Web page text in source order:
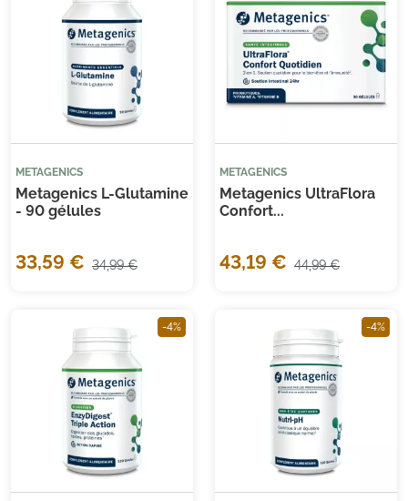
METAGENICS
Metagenics L-Glutamine
- 90 gélules
33,59 € 34,99 €
METAGENICS
Metagenics UltraFlora
Confort...
43,19 € 44,99 €
-4% -4%